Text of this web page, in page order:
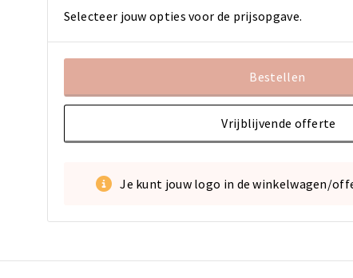
Selecteer jouw opties voor de prijsopgave.
Bestellen
Vrijblijvende offerte
Je kunt jouw logo in de winkelwagen/